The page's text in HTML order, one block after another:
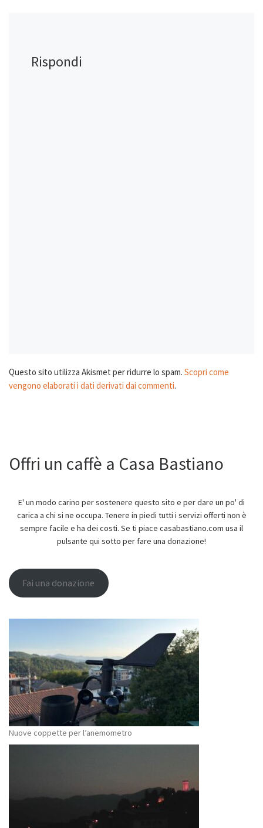
Rispondi
Questo sito utilizza Akismet per ridurre lo spam. Scopri come
vengono elaborati i dati derivati dai commenti.
Offri un caffè a Casa Bastiano
E' un modo carino per sostenere questo sito e per dare un po' di
carica a chi si ne occupa. Tenere in piedi tutti i servizi offerti non è
sempre facile e ha dei costi. Se ti piace casabastiano.com usa il
pulsante qui sotto per fare una donazione!
Fai una donazione
Nuove coppette per l’anemometro